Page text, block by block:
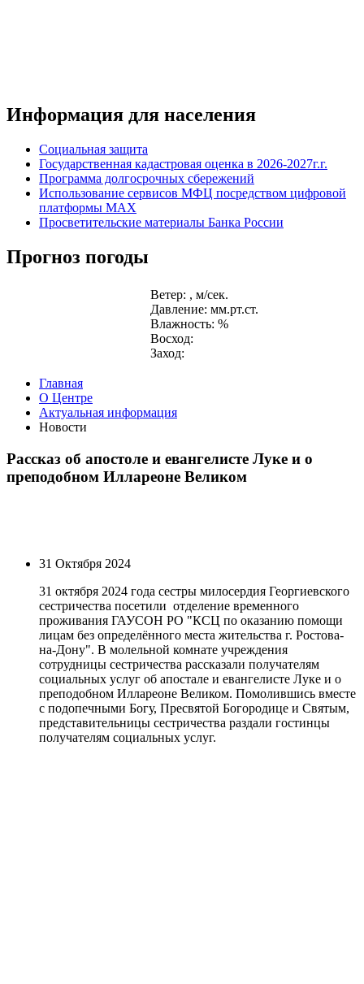
Информация для населения
Социальная защита
Государственная кадастровая оценка в 2026-2027г.г.
Программа долгосрочных сбережений
Использование сервисов МФЦ посредством цифровой
платформы MAX
Просветительские материалы Банка России
Прогноз погоды
Ветер: , м/сек.
Давление: мм.рт.ст.
Влажность: %
Восход:
Заход:
Главная
О Центре
Актуальная информация
Новости
Рассказ об апостоле и евангелисте Луке и о
преподобном Иллареоне Великом
31 Октября 2024
31 октября 2024 года сестры милосердия Георгиевского
сестричества посетили отделение временного
проживания ГАУСОН РО "КСЦ по оказанию помощи
лицам без определённого места жительства г. Ростова-
на-Дону". В молельной комнате учреждения
сотрудницы сестричества рассказали получателям
социальных услуг об апостале и евангелисте Луке и о
преподобном Иллареоне Великом. Помолившись вместе
с подопечными Богу, Пресвятой Богородице и Святым,
представительницы сестричества раздали гостинцы
получателям социальных услуг.